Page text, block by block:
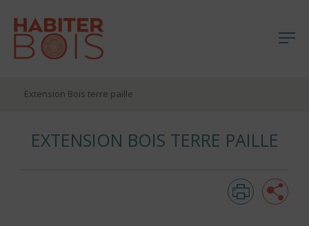
Extension Bois terre paille
EXTENSION BOIS TERRE PAILLE